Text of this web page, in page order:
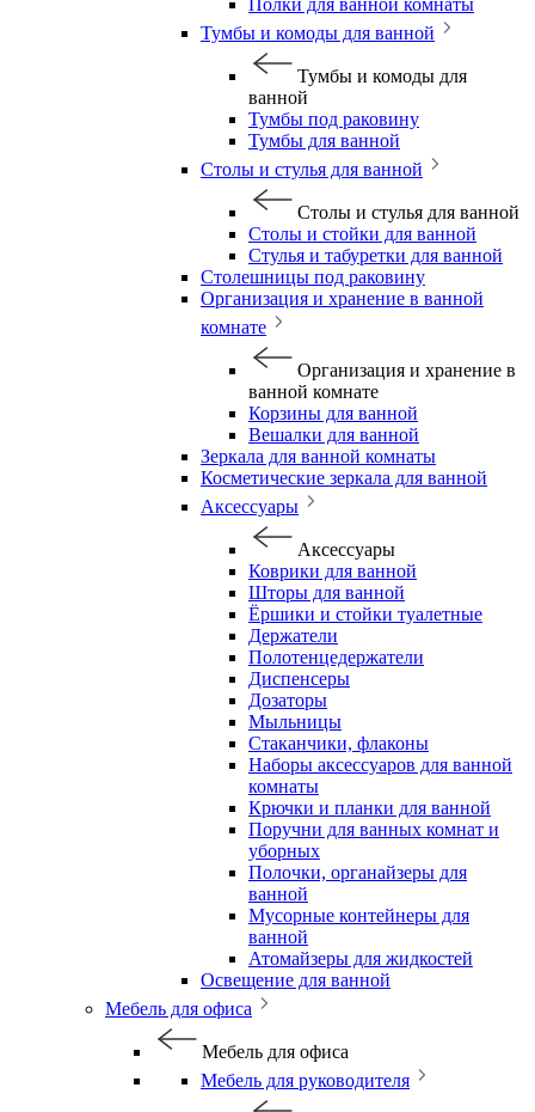
Полки для ванной комнаты
Тумбы и комоды для ванной
Тумбы и комоды для
ванной
Тумбы под раковину
Тумбы для ванной
Столы и стулья для ванной
Столы и стулья для ванной
Столы и стойки для ванной
Стулья и табуретки для ванной
Столешницы под раковину
Организация и хранение в ванной
комнате
Организация и хранение в
ванной комнате
Корзины для ванной
Вешалки для ванной
Зеркала для ванной комнаты
Косметические зеркала для ванной
Аксессуары
Аксессуары
Коврики для ванной
Шторы для ванной
Ёршики и стойки туалетные
Держатели
Полотенцедержатели
Диспенсеры
Дозаторы
Мыльницы
Стаканчики, флаконы
Наборы аксессуаров для ванной
комнаты
Крючки и планки для ванной
Поручни для ванных комнат и
уборных
Полочки, органайзеры для
ванной
Мусорные контейнеры для
ванной
Атомайзеры для жидкостей
Освещение для ванной
Мебель для офиса
Мебель для офиса
Мебель для руководителя